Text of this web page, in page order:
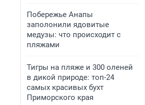
Побережье Анапы
заполонили ядовитые
медузы: что происходит с
пляжами
Тигры на пляже и 300 оленей
в дикой природе: топ-24
самых красивых бухт
Приморского края